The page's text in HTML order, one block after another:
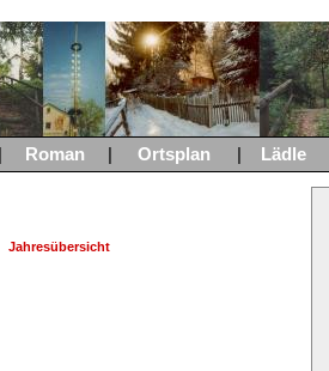
Roman Ortsplan Lädle
Jahresübersicht